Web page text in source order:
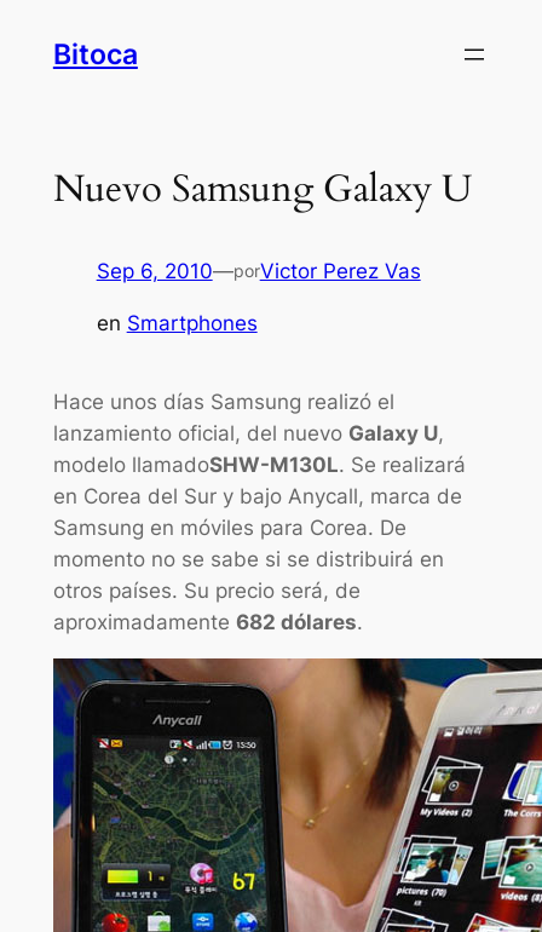
Bitoca
Nuevo Samsung Galaxy U
Sep 6, 2010—porVictor Perez Vas
en Smartphones
Hace unos días Samsung realizó el
lanzamiento oficial, del nuevo Galaxy U,
modelo llamadoSHW-M130L. Se realizará
en Corea del Sur y bajo Anycall, marca de
Samsung en móviles para Corea. De
momento no se sabe si se distribuirá en
otros países. Su precio será, de
aproximadamente 682 dólares.